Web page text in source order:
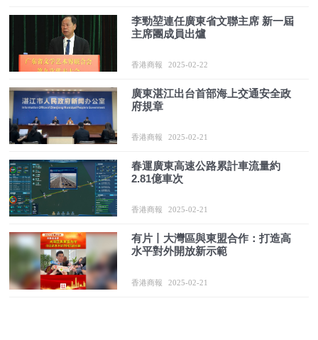
李勁堃連任廣東省文聯主席 新一屆
主席團成員出爐
香港商報 2025-02-22
廣東湛江出台首部海上交通安全政
府規章
香港商報 2025-02-21
春運廣東高速公路累計車流量約
2.81億車次
香港商報 2025-02-21
有片丨大灣區與東盟合作：打造高
水平對外開放新示範
香港商報 2025-02-21